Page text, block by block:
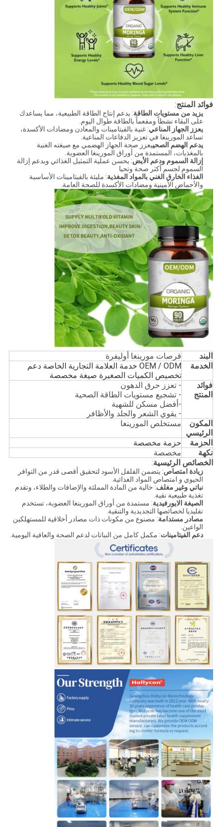
فوائد المنتج:
يزيد من مستويات الطاقة: يدعم إنتاج الطاقة الطبيعية، مما يساعدك
على البقاء نشطاً ومفعماً بالطاقة طوال اليوم.
يعزز الجهاز المناعي: غنية بالفيتامينات والمعادن ومضادات الأكسدة،
تساعد المورينغا في تعزيز الدفاعات المناعية.
يدعم الهضم الصحييعزز صحة الجهاز الهضمي مع صيغته الغنية
بالمغذيات، المستمدة من أوراق المورينغا العضوية.
إزالة السموم ودعم الأيض: يحسن عملية التمثيل الغذائي ويدعم إزالة
السموم لجسم أكثر صحة وتحيا
الغذاء الخارق الغني بالمواد المغذية: مليئة بالفيتامينات الأساسية
والأحماض الأمينية ومضادات الأكسدة للصحة العامة.
البند
قرصات مورينغا أوليفرة
الخدمة
OEM / ODM خدمة العلامة التجارية الخاصة دعم
تخصيص الكميات الصغيرة صيغة مخصصة
فوائد
المنتج
- تعزز حرق الدهون
- تشجيع مستويات الطاقة الصحية
-أفضل مسكن للشهية
- يقوي الشعر والجلد والأظافر
المكون
الرئيسي
مستخلص المورينغا
الحزمة حزمة مخصصة
نكهة
مخصصة
الخصائص الرئيسية:
زيادة امتصاص: يتضمن الفلفل الأسود لتحقيق أقصى قدر من التوافر
الحيوي و امتصاص المواد الغذائية.
نباتي وغير مغلف: خالية من المادة المملئة والإضافات والطلاء، وتقدم
تغذية طبيعية نقية.
الصيغة الايورفيدية: مستمدة من أوراق المورينغا العضوية، تستخدم
تقليديا لخصائصها التجديدية والتنقية.
مصادر مستدامة: مصنوع من مكونات ذات مصادر أخلاقية للمستهلكين
الواعين.
دعم الفيتامينات: مكمل كامل من النباتات لدعم الصحة والعافية اليومية.